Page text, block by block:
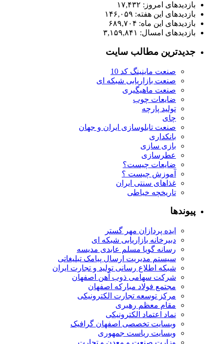
امروز: ۱۷,۴۳۲
این هفته:۱۴۶,۰۵۹
این ماه: ۶۸۹,۷۰۴
امسال: ۳,۱۵۹,۸۴۱
مطالب سایت
صنعت ماینینگ کد 10
صنعت بازاریابی شبکه ای
صنعت ماهیگیری
ضایعات چوب
تولید پارچه
صنعت تابلوسازی ایران و جهان
بانکداری
بازی سازی
عطرسازی
ضایعات چیست؟
آموزش چیست ؟
غذاهای سنتی ایران
تاریخچه خیاطی
ایده پردازان مهر گستر
دبیرخانه بازاریابی شبکه ای
رسانه گویا مسلم عابدی مدیسه
سیستم مدیریت ارسال پیامک تبلیغاتی
شبکه اطلاع رسانی تولید و تجارت ایران
شرکت سهامی ذوب آهن اصفهان
مجتمع فولاد مبارکه اصفهان
مرکز توسعه تجارت الکترونیکی
مقام معظم رهبری
نماد اعتماد الکترونیکی
وبسایت تخصصی اصفهان گرافیک
وبسایت ریاست جمهوری